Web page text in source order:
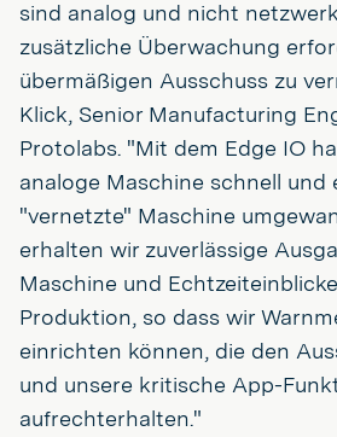
sind analog und nicht
zusätzliche Überwachung
übermäßigen Ausschuss zu
Klick, Senior Manufacturing
Protolabs. "Mit dem Edge IO
analoge Maschine schnell und
"vernetzte" Maschine
erhalten wir zuverlässige
Maschine und
Produktion, so dass wir
einrichten können, die den
und unsere kritische App-
aufrechterhalten."